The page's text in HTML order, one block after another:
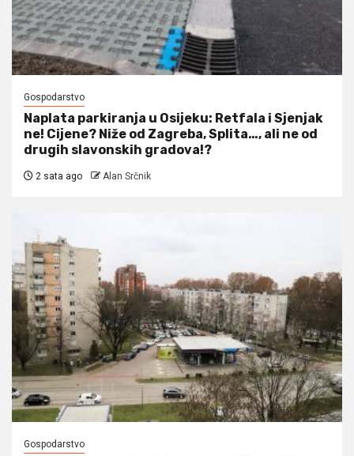
Gospodarstvo
Naplata parkiranja u Osijeku: Retfala i Sjenjak
ne! Cijene? Niže od Zagreba, Splita…, ali ne od
drugih slavonskih gradova!?
2 sata ago Alan Srčnik
Gospodarstvo